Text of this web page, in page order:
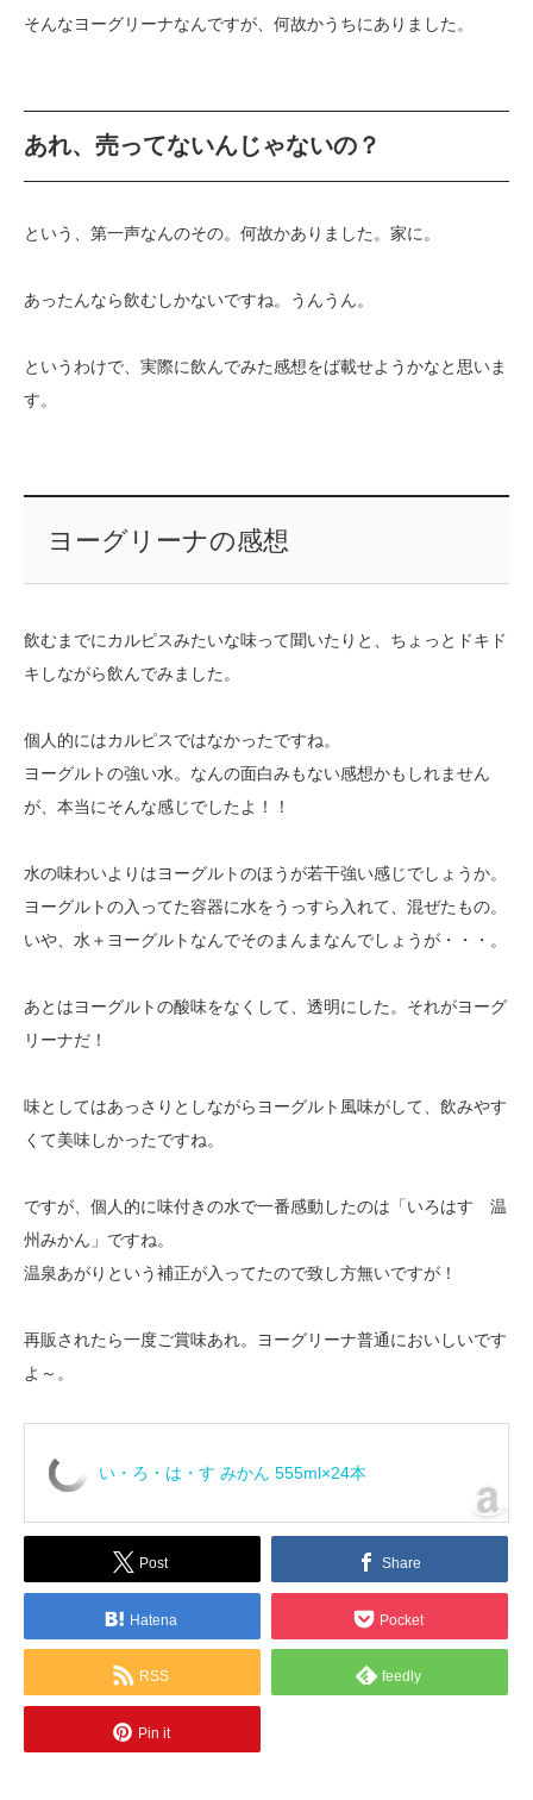
そんなヨーグリーナなんですが、何故かうちにありました。
あれ、売ってないんじゃないの？
という、第一声なんのその。何故かありました。家に。
あったんなら飲むしかないですね。うんうん。
というわけで、実際に飲んでみた感想をば載せようかなと思いま
す。
ヨーグリーナの感想
飲むまでにカルピスみたいな味って聞いたりと、ちょっとドキド
キしながら飲んでみました。
個人的にはカルピスではなかったですね。
ヨーグルトの強い水。なんの面白みもない感想かもしれません
が、本当にそんな感じでしたよ！！
水の味わいよりはヨーグルトのほうが若干強い感じでしょうか。
ヨーグルトの入ってた容器に水をうっすら入れて、混ぜたもの。
いや、水＋ヨーグルトなんでそのまんまなんでしょうが・・・。
あとはヨーグルトの酸味をなくして、透明にした。それがヨーグ
リーナだ！
味としてはあっさりとしながらヨーグルト風味がして、飲みやす
くて美味しかったですね。
ですが、個人的に味付きの水で一番感動したのは「いろはす 温
州みかん」ですね。
温泉あがりという補正が入ってたので致し方無いですが！
再販されたら一度ご賞味あれ。ヨーグリーナ普通においしいです
よ～。
い・ろ・は・す みかん 555ml×24本
Post Share
Hatena Pocket
RSS feedly
Pin it